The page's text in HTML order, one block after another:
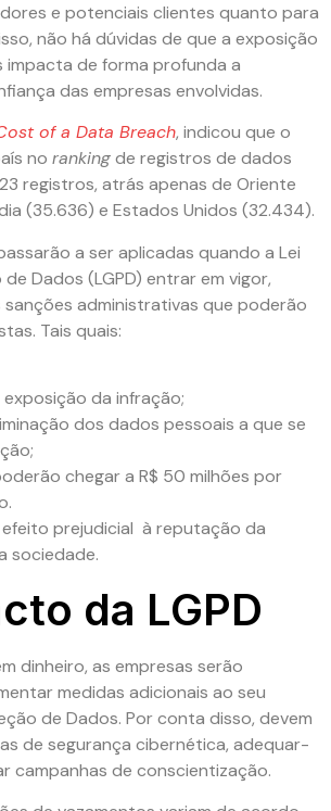
e potenciais clientes quanto para
não há dúvidas de que a exposição
impacta de forma profunda a
das empresas envolvidas.
of a Data Breach, indicou que o
no rankingde registros de dados
registros, atrás apenas de Oriente
(35.636) e Estados Unidos (32.434).
a ser aplicadas quando a Lei
Dados (LGPD) entrar em vigor,
sanções administrativas que poderão
Tais quais:
exposição da infração;
dos dados pessoais a que se
chegar a R$ 50 milhões por
prejudicial à reputação da
sociedade.
da LGPD
dinheiro, as empresas serão
medidas adicionais ao seu
de Dados. Por conta disso, devem
de segurança cibernética, adequar-
campanhas de conscientização.